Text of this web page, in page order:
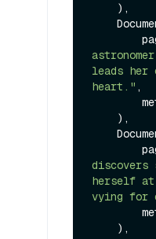
leads her
heart." ,
herself at
vying for